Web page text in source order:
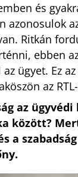
és
azonosulok
Ritkán
ebben
ügyet. Ez
az
az
között?
a